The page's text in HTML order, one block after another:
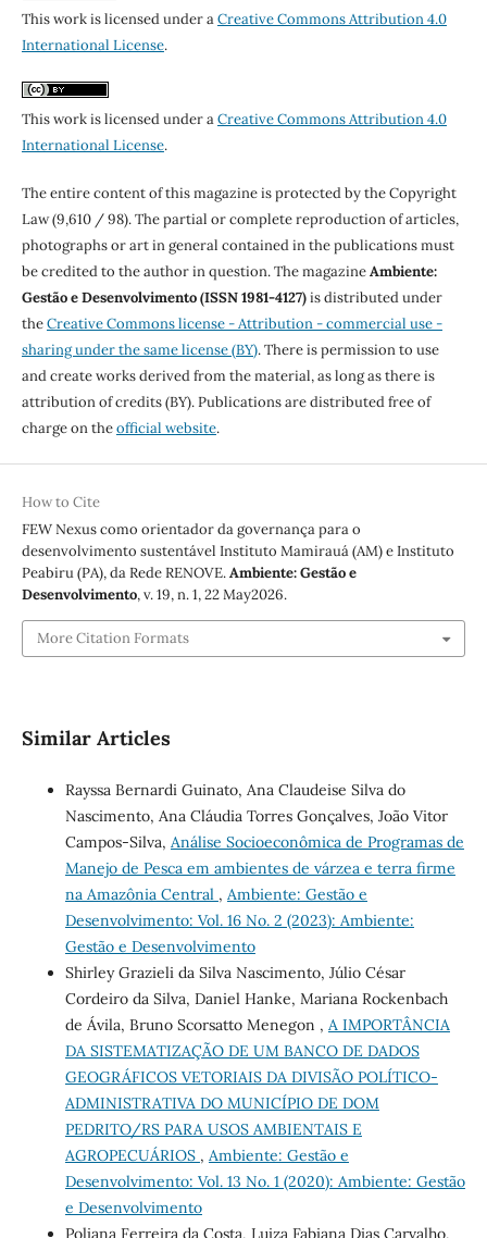
This work is licensed under aCreative Commons Attribution 4.0
International License.
This work is licensed under aCreative Commons Attribution 4.0
International License.
The entire content of this magazine is protected by the Copyright
Law (9,610 / 98). The partial or complete reproduction of articles,
photographs or art in general contained in the publications must
be credited to the author in question. The magazineAmbiente:
Gestão e Desenvolvimento (ISSN 1981-4127)is distributed under
theCreative Commons license - Attribution - commercial use -
sharing under the same license (BY). There is permission to use
and create works derived from the material, as long as there is
attribution of credits (BY). Publications are distributed free of
charge on theofficial website.
How to Cite
FEW Nexus como orientador da governança para o
desenvolvimento sustentável Instituto Mamirauá (AM) e Instituto
Peabiru (PA), da Rede RENOVE.Ambiente: Gestão e
Desenvolvimento, v. 19, n. 1, 22 May2026.
More Citation Formats
Similar Articles
Rayssa Bernardi Guinato, Ana Claudeise Silva do
Nascimento, Ana Cláudia Torres Gonçalves, João Vitor
Campos-Silva, Análise Socioeconômica de Programas de
Manejo de Pesca em ambientes de várzea e terra firme
na Amazônia Central , Ambiente: Gestão e
Desenvolvimento: Vol. 16 No. 2 (2023): Ambiente:
Gestão e Desenvolvimento
Shirley Grazieli da Silva Nascimento, Júlio César
Cordeiro da Silva, Daniel Hanke, Mariana Rockenbach
de Ávila, Bruno Scorsatto Menegon , A IMPORTÂNCIA
DA SISTEMATIZAÇÃO DE UM BANCO DE DADOS
GEOGRÁFICOS VETORIAIS DA DIVISÃO POLÍTICO-
ADMINISTRATIVA DO MUNICÍPIO DE DOM
PEDRITO/RS PARA USOS AMBIENTAIS E
AGROPECUÁRIOS , Ambiente: Gestão e
Desenvolvimento: Vol. 13 No. 1 (2020): Ambiente: Gestão
e Desenvolvimento
Poliana Ferreira da Costa, Luiza Fabiana Dias Carvalho,